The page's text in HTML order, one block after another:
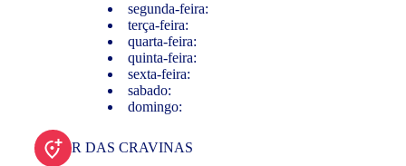
segunda-feira:
terça-feira:
quarta-feira:
quinta-feira:
sexta-feira:
sabado:
domingo:
R DAS CRAVINAS